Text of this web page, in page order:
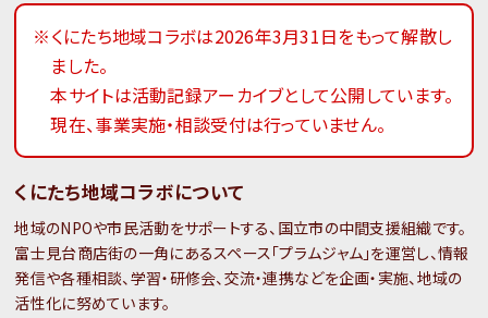
※くにたち地域コラボは2026年3月31日をもって解散し
ました。
本サイトは活動記録アーカイブとして公開しています。
現在、事業実施・相談受付は行っていません。
くにたち地域コラボについて
地域のNPOや市民活動をサポートする、国立市の中間支援組織です。
富士見台商店街の一角にあるスペース「プラムジャム」を運営し、情報
発信や各種相談、学習・研修会、交流・連携などを企画・実施、地域の
活性化に努めています。